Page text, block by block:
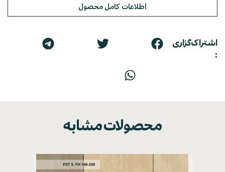
اطلاعات کامل محصول
اشتراک‌گزاری
:
محصولات مشابه